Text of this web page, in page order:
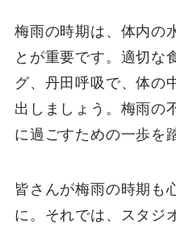
梅雨の時期は、体内の
とが重要です。適切な
グ、丹田呼吸で、体の
出しましょう。梅雨の
に過ごすための一歩を
皆さんが梅雨の時期も
に。それでは、スタジ